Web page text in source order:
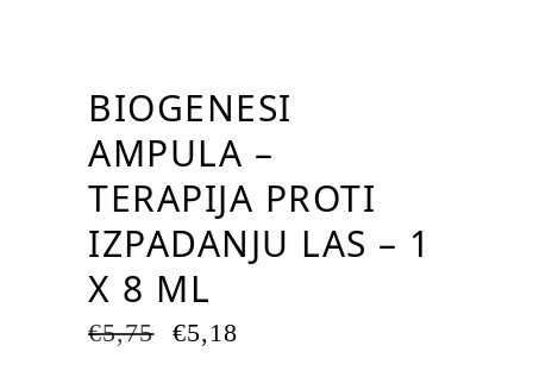
BIOGENESI
AMPULA –
TERAPIJA PROTI
IZPADANJU LAS – 1
X 8 ML
€5,75
IZVIRNA
€5,18